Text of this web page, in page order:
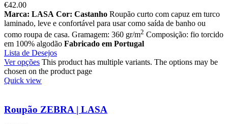
€42.00
Marca: LASA Cor: Castanho Roupão curto com capuz em turco
laminado, leve e confortável para usar como saída de banho ou
como roupa de casa. Gramagem: 360 gr/m2 Composição: fio torcido
em 100% algodão Fabricado em Portugal
Lista de Desejos
Ver opções This product has multiple variants. The options may be
chosen on the product page
Quick view
Roupão ZEBRA | LASA